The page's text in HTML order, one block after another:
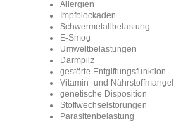
Allergien
Impfblockaden
Schwermetallbelastung
E-Smog
Umweltbelastungen
Darmpilz
gestörte Entgiftungsfunktion
Vitamin- und Nährstoffmangel
genetische Disposition
Stoffwechselstörungen
Parasitenbelastung